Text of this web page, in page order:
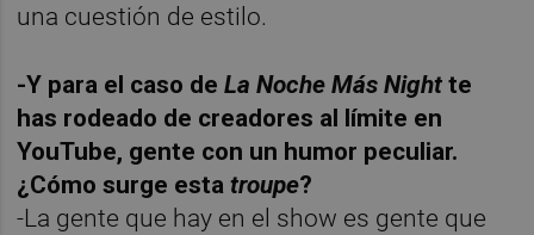
una cuestión de estilo.
-Y para el caso deLa Noche Más Nightte
has rodeado de creadores al límite en
YouTube, gente con un humor peculiar.
¿Cómo surge estatroupe?
-La gente que hay en el show es gente que